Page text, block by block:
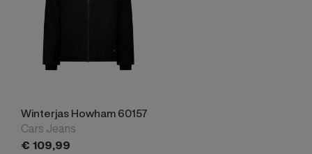
Winterjas Howham 60157
Cars Jeans
€ 109,99